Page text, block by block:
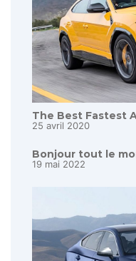
The Best Fastest
25 avril 2020
Bonjour tout le
19 mai 2022